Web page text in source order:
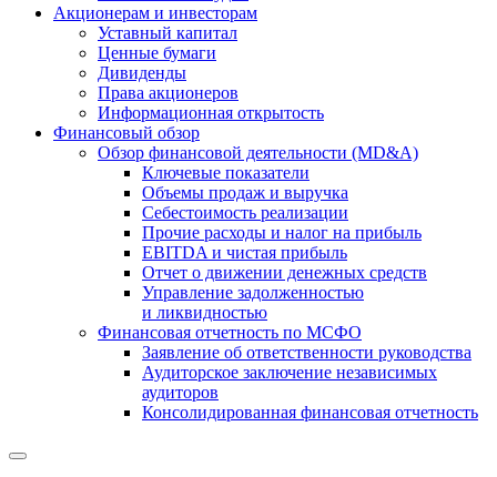
Акционерам и инвесторам
Уставный капитал
Ценные бумаги
Дивиденды
Права акционеров
Информационная открытость
Финансовый обзор
Обзор финансовой деятельности (MD&A)
Ключевые показатели
Объемы продаж и выручка
Себестоимость реализации
Прочие расходы и налог на прибыль
EBITDA и чистая прибыль
Отчет о движении денежных средств
Управление задолженностью
и ликвидностью
Финансовая отчетность по МСФО
Заявление об ответственности руководства
Аудиторское заключение независимых
аудиторов
Консолидированная финансовая отчетность